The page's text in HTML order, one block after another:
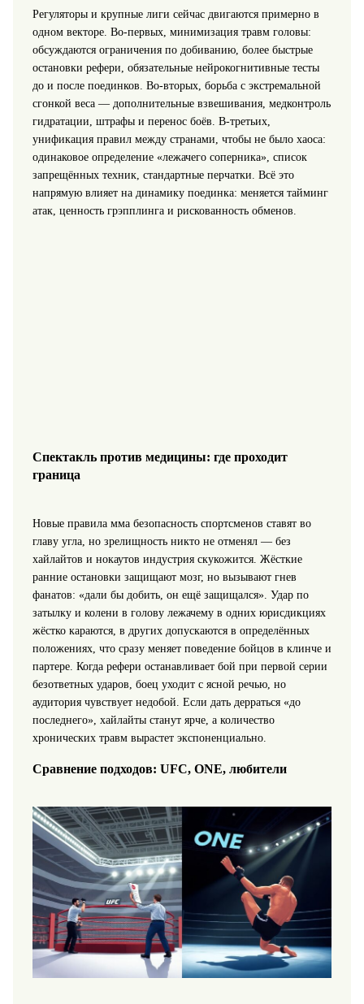
Регуляторы и крупные лиги сейчас двигаются примерно в
одном векторе. Во‑первых, минимизация травм головы:
обсуждаются ограничения по добиванию, более быстрые
остановки рефери, обязательные нейрокогнитивные тесты
до и после поединков. Во‑вторых, борьба с экстремальной
сгонкой веса — дополнительные взвешивания, медконтроль
гидратации, штрафы и перенос боёв. В‑третьих,
унификация правил между странами, чтобы не было хаоса:
одинаковое определение «лежачего соперника», список
запрещённых техник, стандартные перчатки. Всё это
напрямую влияет на динамику поединка: меняется тайминг
атак, ценность грэпплинга и рискованность обменов.
Спектакль против медицины: где проходит
граница
Новые правила мма безопасность спортсменов ставят во
главу угла, но зрелищность никто не отменял — без
хайлайтов и нокаутов индустрия скукожится. Жёсткие
ранние остановки защищают мозг, но вызывают гнев
фанатов: «дали бы добить, он ещё защищался». Удар по
затылку и колени в голову лежачему в одних юрисдикциях
жёстко караются, в других допускаются в определённых
положениях, что сразу меняет поведение бойцов в клинче и
партере. Когда рефери останавливает бой при первой серии
безответных ударов, боец уходит с ясной речью, но
аудитория чувствует недобой. Если дать дерраться «до
последнего», хайлайты станут ярче, а количество
хронических травм вырастет экспоненциально.
Сравнение подходов: UFC, ONE, любители